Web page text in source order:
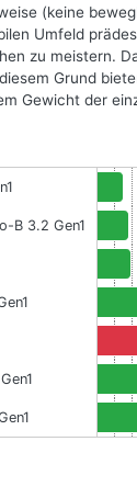
(keine
Umfeld
zu meistern.
Grund
Gewicht der
B 3.2 Gen1